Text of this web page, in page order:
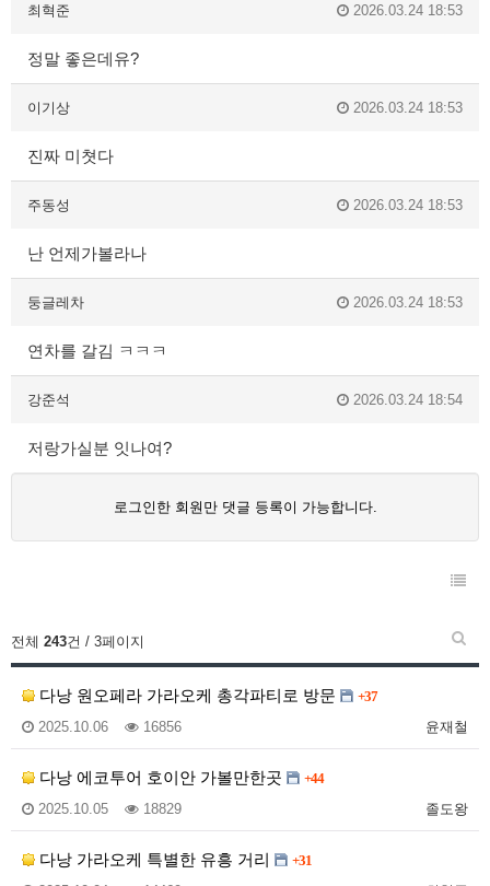
최혁준 2026.03.24 18:53
정말 좋은데유?
이기상 2026.03.24 18:53
진짜 미쳣다
주동성 2026.03.24 18:53
난 언제가볼라나
둥글레차 2026.03.24 18:53
연차를 갈김 ㅋㅋㅋ
강준석 2026.03.24 18:54
저랑가실분 잇나여?
로그인한 회원만 댓글 등록이 가능합니다.
전체 243건 / 3페이지
다낭 원오페라 가라오케 총각파티로 방문 +37
윤재철
2025.10.06 16856
다낭 에코투어 호이안 가볼만한곳 +44
졸도왕
2025.10.05 18829
다낭 가라오케 특별한 유흥 거리 +31